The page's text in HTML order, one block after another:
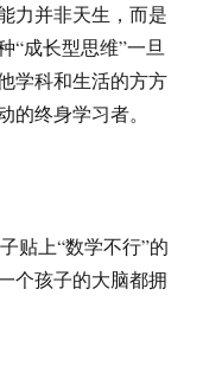
力并非天生，而是
“成长型思维”一旦
学科和生活的方方
的终身学习者。
贴上“数学不行”的
个孩子的大脑都拥